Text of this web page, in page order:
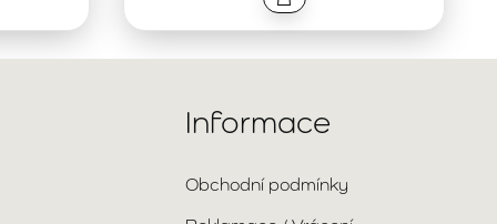
Informace
Obchodní podmínky